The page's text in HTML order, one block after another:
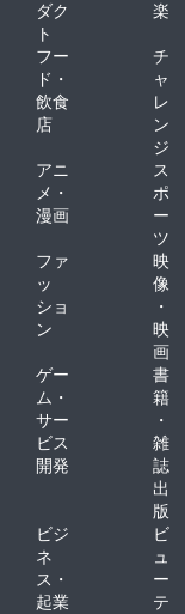
ダク
ト
楽
フー
ド・
飲食
店
チ
ャ
レ
ン
ジ
アニ
メ・
漫画
ス
ポ
ー
ツ
ファ
ッ
ショ
ン
映
像
・
映
画
ゲー
ム・
サー
ビス
開発
書
籍
・
雑
誌
出
版
ビジ
ネ
ス・
起業
ビ
ュ
ー
テ